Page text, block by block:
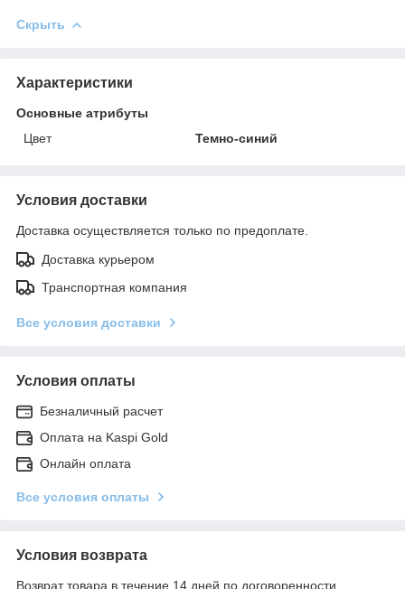
Скрыть
Характеристики
Основные атрибуты
Цвет
Темно-синий
Условия доставки
Доставка осуществляется только по предоплате.
Доставка курьером
Транспортная компания
Все условия доставки
Условия оплаты
Безналичный расчет
Оплата на Kaspi Gold
Онлайн оплата
Все условия оплаты
Условия возврата
Возврат товара в течение 14 дней по договоренности